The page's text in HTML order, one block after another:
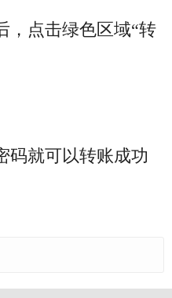
，点击绿色区域“转
码就可以转账成功